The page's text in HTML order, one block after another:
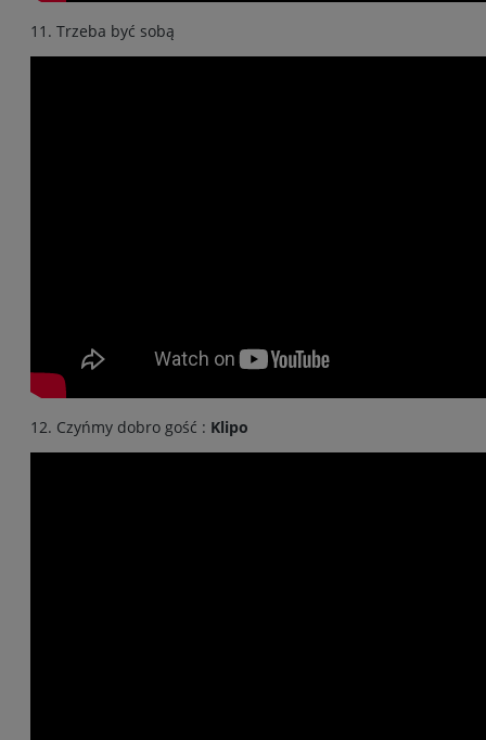
11. Trzeba być sobą
12. Czyńmy dobro gość : Klipo